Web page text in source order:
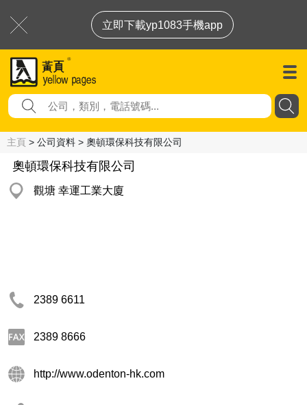
立即下載yp1083手機app
主頁 > 公司資料 > 奧頓環保科技有限公司
奧頓環保科技有限公司
觀塘 幸運工業大廈
2389 6611
2389 8666
http://www.odenton-hk.com